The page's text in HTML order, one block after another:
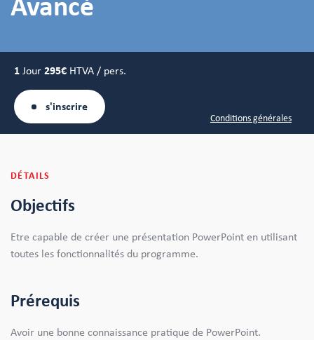
Avancé
1 Jour 295€ HTVA / pers.
Conditions générales
s'inscrire
DÉTAILS
Objectifs
Etre capable de créer une présentation PowerPoint en utilisant
toutes les fonctionnalités du programme.
Prérequis
Avoir une bonne connaissance pratique de PowerPoint.